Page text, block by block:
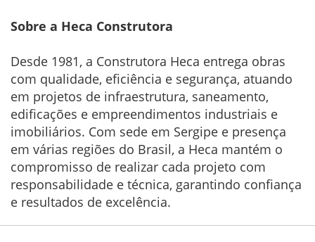
Sobre a Heca Construtora
Desde 1981, a Construtora Heca entrega obras
com qualidade, eficiência e segurança, atuando
em projetos de infraestrutura, saneamento,
edificações e empreendimentos industriais e
imobiliários. Com sede em Sergipe e presença
em várias regiões do Brasil, a Heca mantém o
compromisso de realizar cada projeto com
responsabilidade e técnica, garantindo confiança
e resultados de excelência.